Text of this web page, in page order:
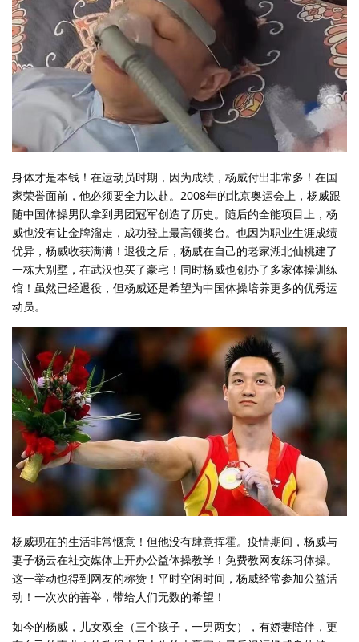
身体才是本钱！在运动员时期，因为成绩，杨威付出非常多！在国
家荣誉面前，他必须要全力以赴。2008年的北京奥运会上，杨威跟
随中国体操男队拿到男团冠军创造了历史。随后的全能项目上，杨
威也没有让金牌溜走，成功登上最高领奖台。也因为职业生涯成绩
优异，杨威收获满满！退役之后，杨威在自己的老家湖北仙桃建了
一栋大别墅，在武汉也买了豪宅！同时杨威也创办了多家体操训练
馆！虽然已经退役，但杨威还是希望为中国体操培养更多的优秀运
动员。
杨威现在的生活非常惬意！但他没有肆意挥霍。疫情期间，杨威与
妻子杨云在社交媒体上开办公益体操教学！免费教网友练习体操。
这一举动也得到网友的称赞！平时空闲时间，杨威经常参加公益活
动！一次次的善举，带给人们无数的希望！
如今的杨威，儿女双全（三个孩子，一男两女），有娇妻陪伴，更